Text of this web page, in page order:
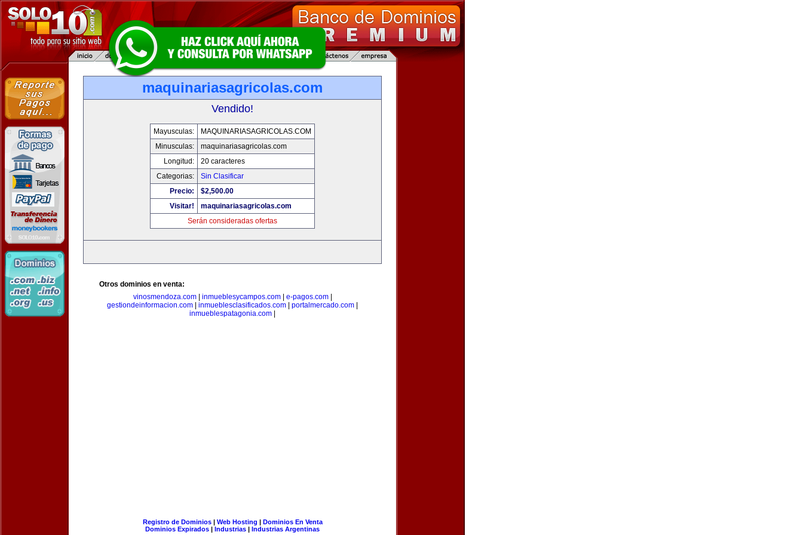
maquinariasagricolas.com
Vendido!
Mayusculas:
MAQUINARIASAGRICOLAS.COM
Minusculas:
maquinariasagricolas.com
Longitud:
20 caracteres
Categorias:
Sin Clasificar
Precio:
$2,500.00
Visitar!
maquinariasagricolas.com
Serán consideradas ofertas
Otros dominios en venta:
vinosmendoza.com| inmueblesycampos.com| e-pagos.com|
gestiondeinformacion.com
inmueblesclasificados.com portalmercado.com
inmueblespatagonia.com
Registro de Dominios| Web Hosting | Dominios En Venta
Dominios Expirados | Industrias | Industrias Argentinas